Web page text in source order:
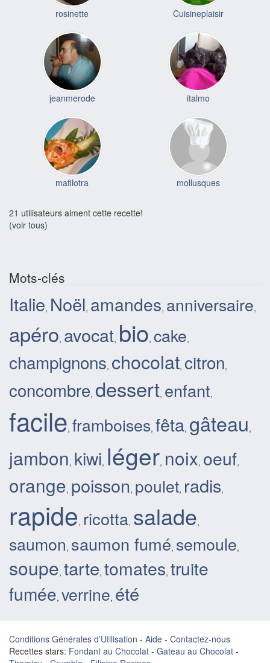
rosinette Cuisineplaisir
jeanmerode italmo
mafilotra mollusques
21 utilisateurs aiment cette recette!
(voir tous)
Mots-clés
Italie, Noël, amandes, anniversaire,
apéro, avocat, bio, cake,
champignons, chocolat, citron,
concombre, dessert, enfant,
facile, framboises, fêta, gâteau,
jambon, kiwi, léger, noix, oeuf,
orange, poisson, poulet, radis,
rapide, ricotta, salade,
saumon, saumon fumé, semoule,
soupe, tarte, tomates, truite
fumée, verrine, été
Conditions Générales d'Utilisation - Aide - Contactez-nous
Recettes stars: Fondant au Chocolat - Gateau au Chocolat -